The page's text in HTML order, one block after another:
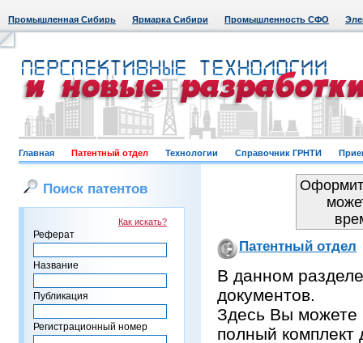
Промышленная Сибирь Ярмарка Сибири Промышленность СФО
Главная Патентный отдел Технологии Справочник ГРНТИ
Поиск патентов
Как искать?
Реферат
Название
Публикация
Регистрационный номер
Патентный отдел
В данном
документов.
Здесь Вы можете
полный комплект